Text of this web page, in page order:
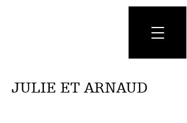
JULIE ET ARNAUD